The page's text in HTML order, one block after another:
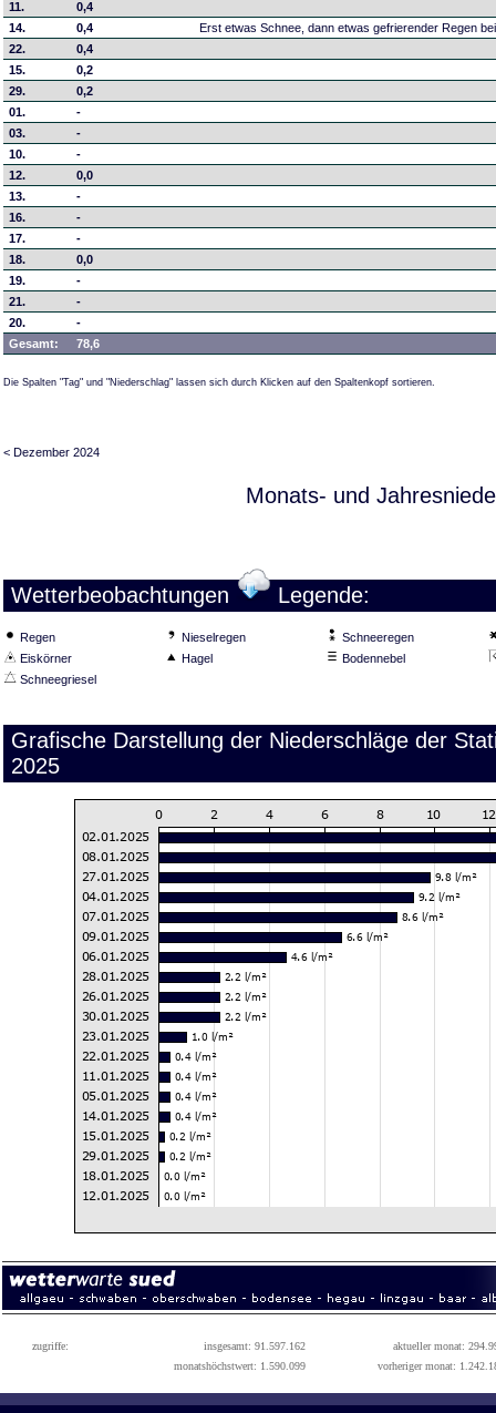
11.
0,4
14.
0,4
Erst etwas Schnee, dann etwas gefrierender Regen
22.
0,4
15.
0,2
29.
0,2
01.
-
03.
-
10.
-
12.
0,0
13.
-
16.
-
17.
-
18.
0,0
19.
-
21.
-
20.
-
Gesamt:
78,6
Die Spalten "Tag" und "Niederschlag" lassen sich durch Klicken auf den Spaltenkopf sortieren.
< Dezember 2024
Monats- und
Wetterbeobachtungen Legende:
Regen Nieselregen
Schneeregen
Eiskörner
Hagel
Bodennebel
Schneegriesel
Grafische Darstellung der Niederschläge der
2025
zugriffe: insgesamt: 91.597.162
aktueller monat:
monatshöchstwert: 1.590.099
vorheriger monat: